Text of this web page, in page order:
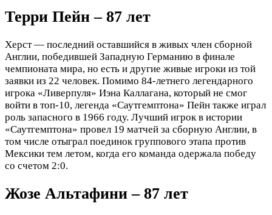
Терри Пейн – 87 лет
Херст — последний оставшийся в живых член сборной
Англии, победившей Западную Германию в финале
чемпионата мира, но есть и другие живые игроки из той
заявки из 22 человек. Помимо 84-летнего легендарного
игрока «Ливерпуля» Иэна Каллагана, который не смог
войти в топ-10, легенда «Саутгемптона» Пейн также играл
роль запасного в 1966 году. Лучший игрок в истории
«Саутгемптона» провел 19 матчей за сборную Англии, в
том числе отыграл поединок группового этапа против
Мексики тем летом, когда его команда одержала победу
со счетом 2:0.
Жозе Альтафини – 87 лет